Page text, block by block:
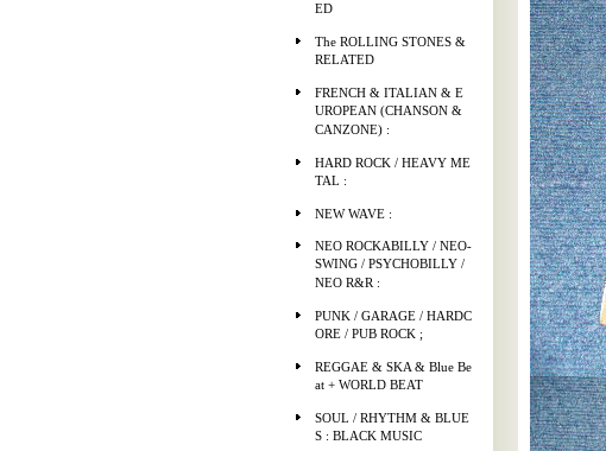
ED
The ROLLING STONES &
RELATED
FRENCH & ITALIAN & E
UROPEAN (CHANSON &
CANZONE) :
HARD ROCK / HEAVY ME
TAL :
NEW WAVE :
NEO ROCKABILLY / NEO-
SWING / PSYCHOBILLY /
NEO R&R :
PUNK / GARAGE / HARDC
ORE / PUB ROCK ;
REGGAE & SKA & Blue Be
at + WORLD BEAT
SOUL / RHYTHM & BLUE
S : BLACK MUSIC